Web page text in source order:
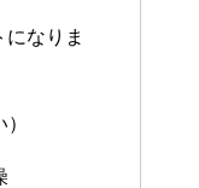
なりま